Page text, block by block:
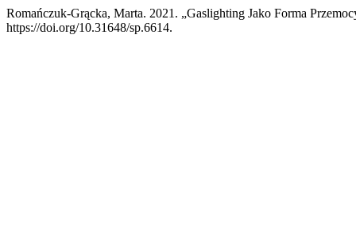
Romańczuk-Grącka, Marta. 2021. „Gaslighting Jako Forma
https://doi.org/10.31648/sp.6614.